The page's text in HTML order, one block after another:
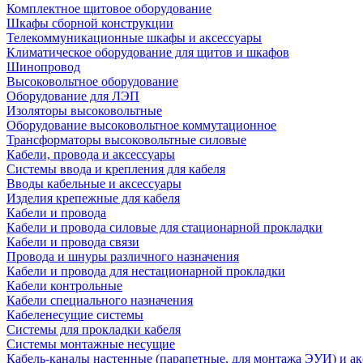
Комплектное щитовое оборудование
Шкафы сборной конструкции
Телекоммуникационные шкафы и аксессуары
Климатическое оборудование для щитов и шкафов
Шинопровод
Высоковольтное оборудование
Оборудование для ЛЭП
Изоляторы высоковольтные
Оборудование высоковольтное коммутационное
Трансформаторы высоковольтные силовые
Кабели, провода и аксессуары
Системы ввода и крепления для кабеля
Вводы кабельные и аксессуары
Изделия крепежные для кабеля
Кабели и провода
Кабели и провода силовые для стационарной прокладки
Кабели и провода связи
Провода и шнуры различного назначения
Кабели и провода для нестационарной прокладки
Кабели контрольные
Кабели специального назначения
Кабеленесущие системы
Системы для прокладки кабеля
Системы монтажные несущие
Кабель-каналы настенные (парапетные, для монтажа ЭУИ) и